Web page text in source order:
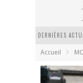
DERNIÈRES
Accueil